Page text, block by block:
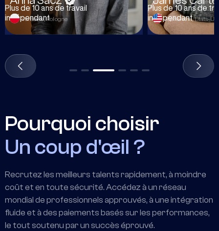
Plus de 10 ans de travail
indépendant
Alpharetta, États-Unis
Pourquoi choisir
Un coup d'œil ?
Recrutez les meilleurs talents rapidement, à moindre
coût et en toute sécurité. Accédez à un réseau
mondial de professionnels approuvés, à une intégration
fluide et à des paiements basés sur les performances,
le tout soutenu par un succès éprouvé.